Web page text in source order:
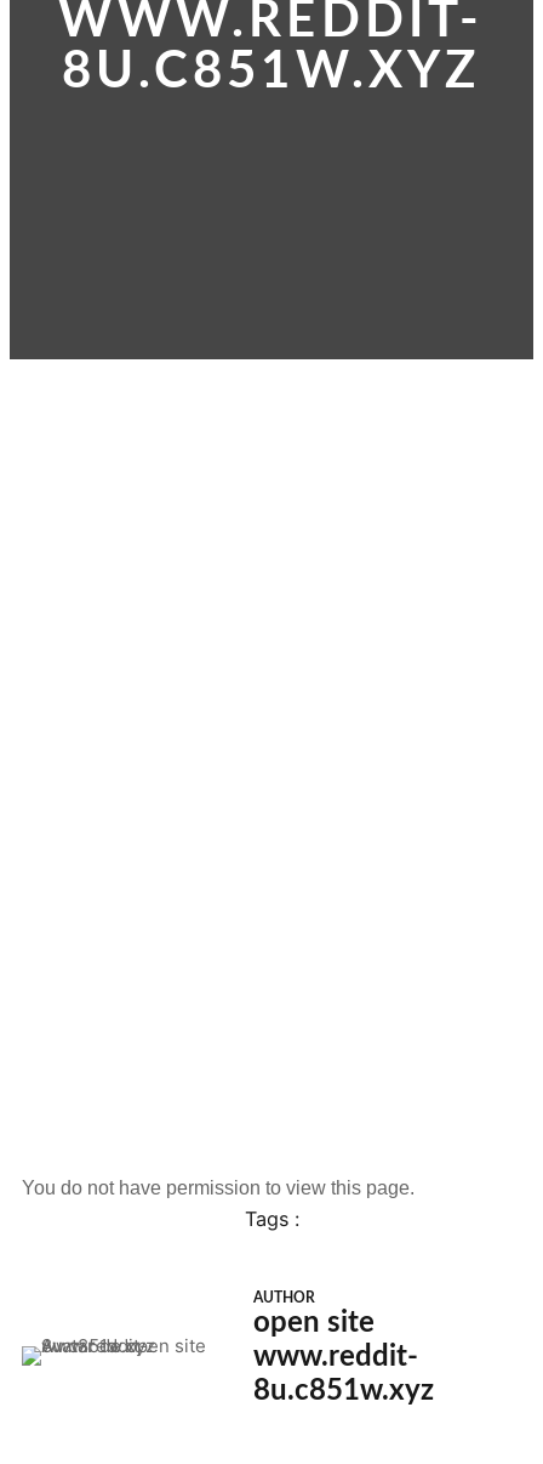
WWW.REDDIT-
8U.C851W.XYZ
You do not have permission to view this page.
Tags :
AUTHOR
open site
www.reddit-
8u.c851w.xyz